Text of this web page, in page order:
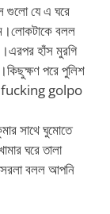
গুলো যে এ ঘরে
বলল
হাঁস মুরগি
পরে পুলিশ
fucking golpo
সাথে ঘুমোতে
ঘরে তালা
বলল আপনি